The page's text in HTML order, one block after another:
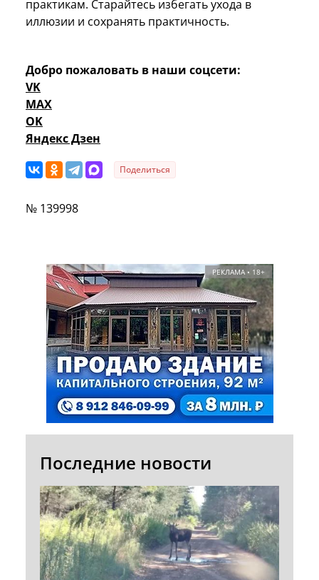
практикам. Старайтесь избегать ухода в
иллюзии и сохранять практичность.
Добро пожаловать в наши соцсети:
VK
MAX
OK
Яндекс Дзен
Поделиться
№ 139998
РЕКЛАМА • 18+
Последние новости